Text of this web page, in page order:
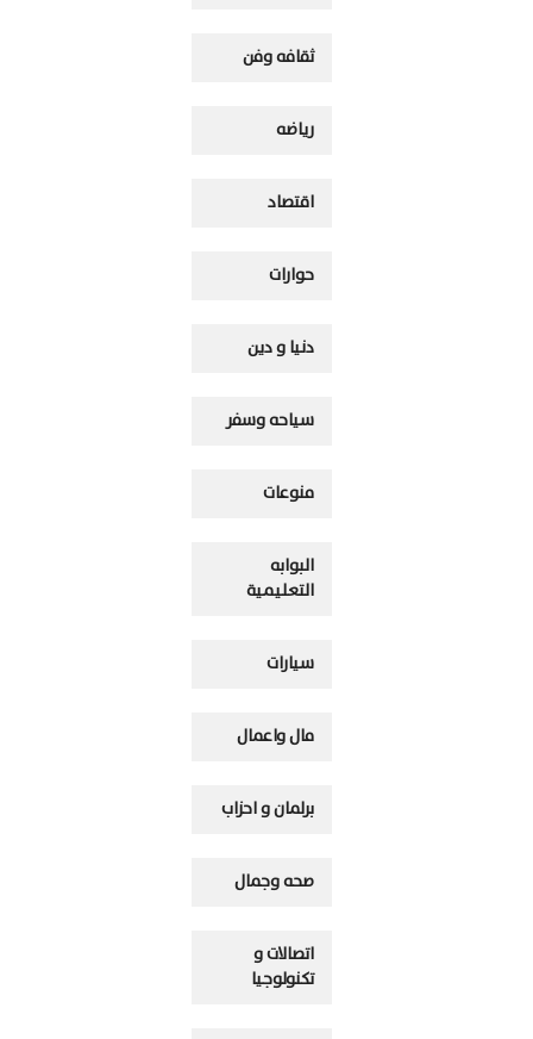
ثقافه وفن
رياضه
اقتصاد
حوارات
دنيا و دين
سياحه وسفر
منوعات
البوابه
التعليمية
سيارات
مال واعمال
برلمان و احزاب
صحه وجمال
اتصالات و
تكنولوجيا